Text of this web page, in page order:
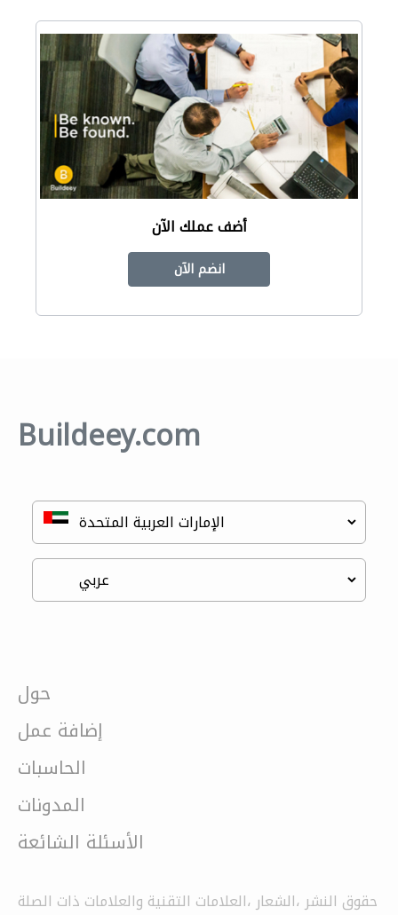
أضف عملك الآن
انضم الآن
Buildeey.com
حول
إضافة عمل
الحاسبات
المدونات
الأسئلة الشائعة
حقوق النشر ،الشعار ،العلامات التقنية والعلامات ذات الصلة